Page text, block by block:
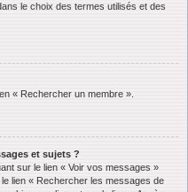
le choix des termes utilisés et des
« Rechercher un membre ».
et sujets ?
sur le lien « Voir vos messages »
lien « Rechercher les messages de